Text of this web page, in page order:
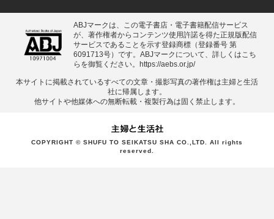
ABJマークは、この電子書店・電子書籍配信サービス
が、著作権者からコンテンツ使用許諾を得た正規版配信
サービスであることを示す登録商標（登録番号 第
6091713号）です。ABJマークについて、詳しくはこち
らを御覧ください。
https://aebs.or.jp/
本サイトに掲載されているすべての⽂章・撮影写真の著作権は主婦と⽣活
社に帰属します。
他サイトや他媒体への無断転載・複製⾏為は固く禁⽌します。
COPYRIGHT © SHUFU TO SEIKATSU SHA CO.,LTD. All rights
reserved.